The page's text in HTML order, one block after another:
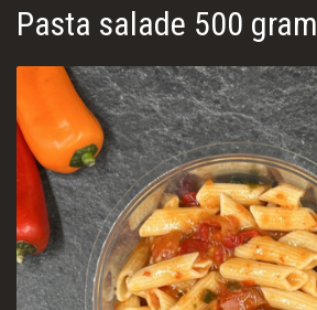
Pasta salade 500 gram